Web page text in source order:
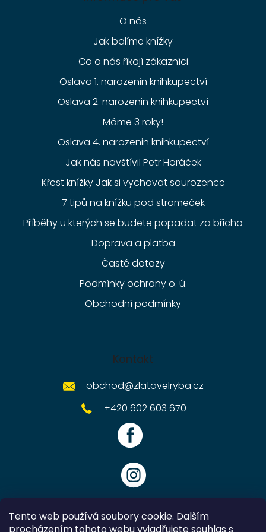
Tento web používá soubory cookie. Dalším
O nás
Jak balíme knížky
Co o nás říkají zákazníci
Oslava 1. narozenin knihkupectví
Oslava 2. narozenin knihkupectví
Máme 3 roky!
Oslava 4. narozenin knihkupectví
Jak nás navštívil Petr Horáček
Křest knížky Jak si vychovat sourozence
7 tipů na knížku pod stromeček
Příběhy u kterých se budete popadat za břicho
Doprava a platba
Časté dotazy
Podmínky ochrany o. ú.
Obchodní podmínky
Kontakt
obchod@zlatavelryba.cz
+420 602 603 670